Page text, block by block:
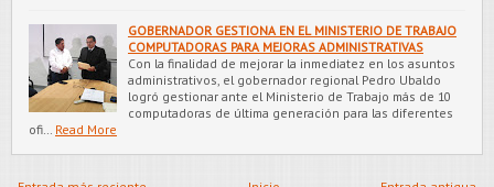
GOBERNADOR GESTIONA EN EL MINISTERIO DE TRABAJO
COMPUTADORAS PARA MEJORAS ADMINISTRATIVAS
Con la finalidad de mejorar la inmediatez en los asuntos
administrativos, el gobernador regional Pedro Ubaldo
logró gestionar ante el Ministerio de Trabajo más de 10
computadoras de última generación para las diferentes
ofi…
Read More